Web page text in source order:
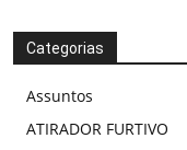
Categorias
Assuntos
ATIRADOR FURTIVO